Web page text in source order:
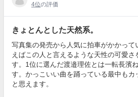
4位の評価
きょとんとした天然系。
写真集の発売から人気に拍車がかかって
えばこの人と言えるような天性の可愛さ
す。1位に選んだ渡邉理佐とは一転長濱
す。かっこいい曲を踊っている最中もカ
と思えます。